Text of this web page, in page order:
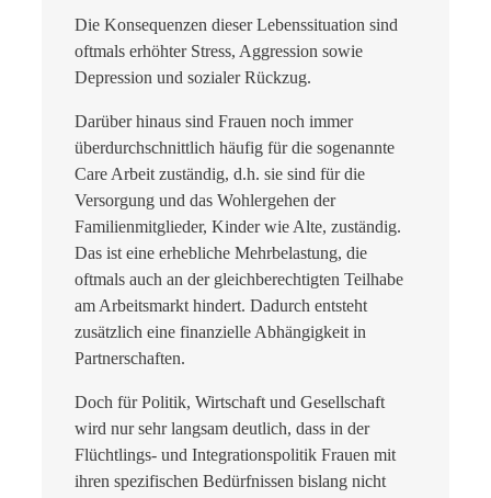
Die Konsequenzen dieser Lebenssituation sind
oftmals erhöhter Stress, Aggression sowie
Depression und sozialer Rückzug.
Darüber hinaus sind Frauen noch immer
überdurchschnittlich häufig für die sogenannte
Care Arbeit zuständig, d.h. sie sind für die
Versorgung und das Wohlergehen der
Familienmitglieder, Kinder wie Alte, zuständig.
Das ist eine erhebliche Mehrbelastung, die
oftmals auch an der gleichberechtigten Teilhabe
am Arbeitsmarkt hindert. Dadurch entsteht
zusätzlich eine finanzielle Abhängigkeit in
Partnerschaften.
Doch für Politik, Wirtschaft und Gesellschaft
wird nur sehr langsam deutlich, dass in der
Flüchtlings- und Integrationspolitik Frauen mit
ihren spezifischen Bedürfnissen bislang nicht